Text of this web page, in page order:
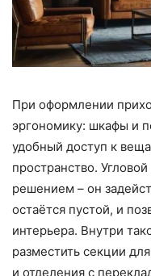
При оформлении
эргономику: шкафы и
удобный доступ к
пространство.
решением – он
остаётся пустой, и
интерьера. Внутри
разместить секции
и отделения с